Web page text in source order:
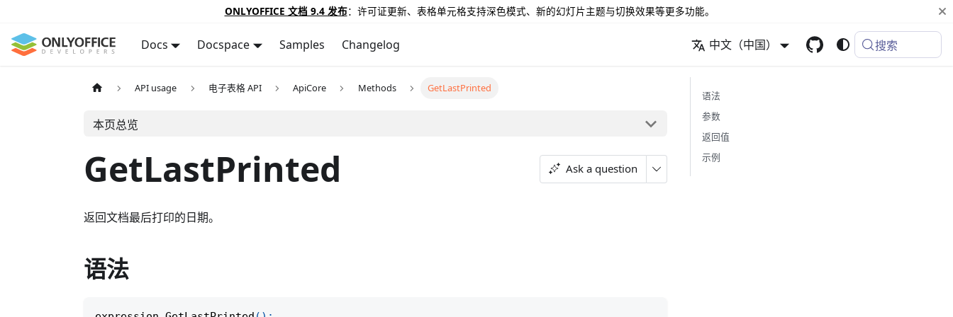
ONLYOFFICE 文档 9.4 发布：许可证更新、表格单元格支持深色模式、新的幻灯片主题与切换效果等更多功能。
Docs Docspace Samples Changelog 中文（中国） 搜索
API usage 电子表格 API ApiCore Methods GetLastPrinted
本页总览
GetLastPrinted Ask a question
返回文档最后打印的日期。
语法
语法
参数
返回值
示例